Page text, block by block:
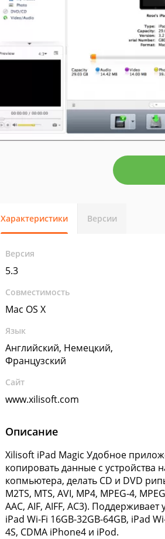
Характеристики Версии
Версия
5.3
Совместимость
Mac OS X
Язык
Английский, Немецкий,
Французский
Сайт
www.xilisoft.com
Описание
Xilisoft iPad Magic Удобное
копировать данные с устройства
копмьютера, делать CD и DVD
M2TS, MTS, AVI, MP4, MPEG-4,
AAC, AIF, AIFF, AC3).
iPad Wi-Fi 16GB-32GB-64GB, iPad
4S, CDMA iPhone4 и iPod.